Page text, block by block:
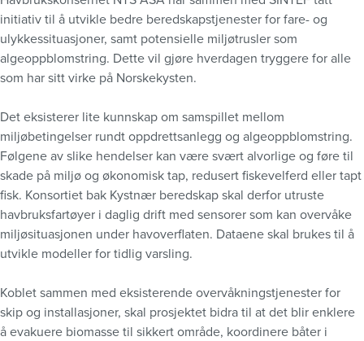
initiativ til å utvikle bedre beredskapstjenester for fare- og
ulykkessituasjoner, samt potensielle miljøtrusler som
algeoppblomstring. Dette vil gjøre hverdagen tryggere for alle
som har sitt virke på Norskekysten.
Det eksisterer lite kunnskap om samspillet mellom
miljøbetingelser rundt oppdrettsanlegg og algeoppblomstring.
Følgene av slike hendelser kan være svært alvorlige og føre til
skade på miljø og økonomisk tap, redusert fiskevelferd eller tapt
fisk. Konsortiet bak Kystnær beredskap skal derfor utruste
havbruksfartøyer i daglig drift med sensorer som kan overvåke
miljøsituasjonen under havoverflaten. Dataene skal brukes til å
utvikle modeller for tidlig varsling.
Koblet sammen med eksisterende overvåkningstjenester for
skip og installasjoner, skal prosjektet bidra til at det blir enklere
å evakuere biomasse til sikkert område, koordinere båter i